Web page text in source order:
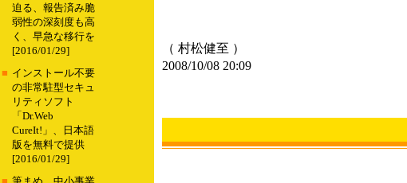
迫る、報告済み脆
弱性の深刻度も高
く、早急な移行を
[2016/01/29]
■ インストール不要
の非常駐型セキュ
リティソフト
「Dr.Web
CureIt!」、日本語
版を無料で提供
[2016/01/29]
（ 村松健至 ）
2008/10/08 20:09